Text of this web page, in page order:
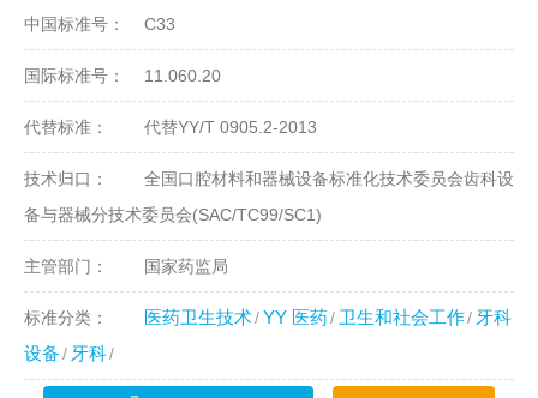
中国标准号： C33
国际标准号： 11.060.20
代替标准： 代替YY/T 0905.2-2013
技术归口：
全国口腔材料和器械设备标准化技术委员会齿科设
备与器械分技术委员会(SAC/TC99/SC1)
主管部门： 国家药监局
标准分类： 医药卫生技术 YY 医药 卫生和社会工作 牙科
设备
牙科